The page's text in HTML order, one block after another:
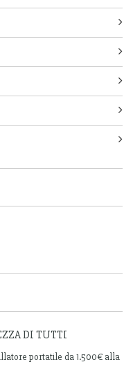
DI TUTTI
portatile da 1.500€ alla